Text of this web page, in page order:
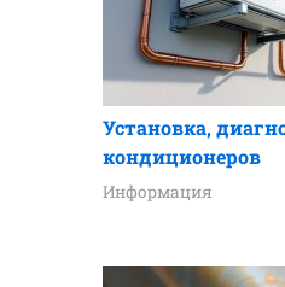
Установка,
кондиционеров
Информация